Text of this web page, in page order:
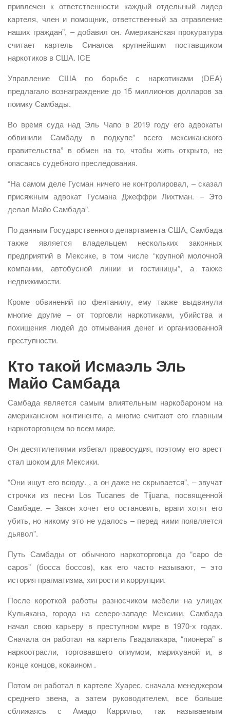
привлечен к ответственности каждый отдельный лидер
картеля, член и помощник, ответственный за отравление
наших граждан”, – добавил он. Американская прокуратура
считает картель Синалоа крупнейшим поставщиком
наркотиков в США. ICE
Управление США по борьбе с наркотиками (DEA)
предлагало вознаграждение до 15 миллионов долларов за
поимку Самбады.
Во время суда над Эль Чапо в 2019 году его адвокаты
обвинили Самбаду в подкупе” всего мексиканского
правительства” в обмен на то, чтобы жить открыто, не
опасаясь судебного преследования.
“На самом деле Гусман ничего не контролировал, – сказал
присяжным адвокат Гусмана Джеффри Лихтман. – Это
делал Майо Самбада”.
По данным Государственного департамента США, Самбада
также является владельцем нескольких законных
предприятий в Мексике, в том числе “крупной молочной
компании, автобусной линии и гостиницы”, а также
недвижимости.
Кроме обвинений по фентанилу, ему также выдвинули
многие другие – от торговли наркотиками, убийства и
похищения людей до отмывания денег и организованной
преступности.
Кто такой Исмаэль Эль
Майо Самбада
Самбада является самым влиятельным наркобароном на
американском континенте, а многие считают его главным
наркоторговцем во всем мире.
Он десятилетиями избегал правосудия, поэтому его арест
стал шоком для Мексики.
“Они ищут его всюду. , а он даже не скрывается”, – звучат
строчки из песни Los Tucanes de Tijuana, посвященной
Самбаде. – Закон хочет его остановить, враги хотят его
убить, но никому это не удалось – перед ними появляется
дьявол”.
Путь Самбады от обычного наркоторговца до “capo de
capos” (босса боссов), как его часто называют, – это
история прагматизма, хитрости и коррупции.
После короткой работы разносчиком мебели на улицах
Кульякана, города на северо-западе Мексики, Самбада
начал свою карьеру в преступном мире в 1970-х годах.
Сначала он работал на картель Гвадалахара, “пионера” ​​в
наркоотрасли, торговавшего опиумом, марихуаной и, в
конце концов, кокаином .
Потом он работал в картеле Хуарес, сначала менеджером
среднего звена, а затем руководителем, все больше
сближаясь с Амадо Каррильо, так называемым